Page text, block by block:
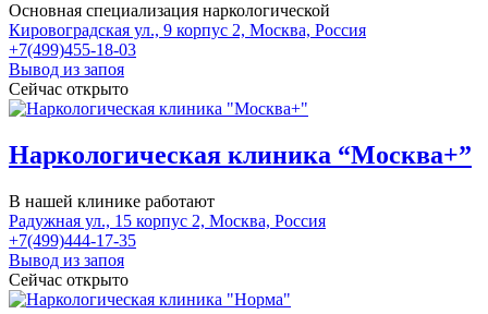
Основная специализация наркологической
Кировоградская ул., 9 корпус 2, Москва, Россия
+7(499)455-18-03
Вывод из запоя
Сейчас открыто
Наркологическая клиника “Москва+”
В нашей клинике работают
Радужная ул., 15 корпус 2, Москва, Россия
+7(499)444-17-35
Вывод из запоя
Сейчас открыто